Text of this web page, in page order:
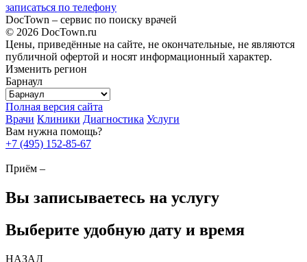
записаться по телефону
DocTown – сервис по поиску врачей
© 2026 DocTown.ru
Цены, приведённые на сайте, не окончательные, не являются
публичной офертой и носят информационный характер.
Изменить регион
Барнаул
Полная версия сайта
Врачи Клиники Диагностика Услуги
Вам нужна помощь?
+7 (495) 152-85-67
Приём –
Вы записываетесь на услугу
Выберите удобную дату и время
НАЗАД